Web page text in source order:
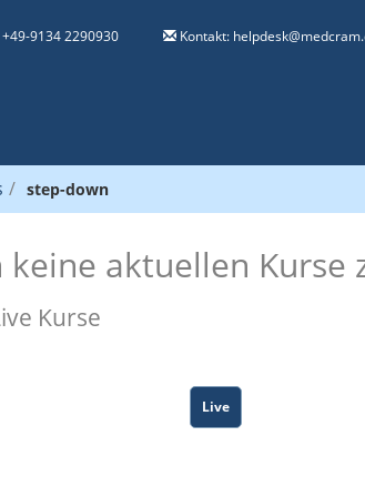
9134 2290930 Kontakt:
/ step-down
keine aktuellen
Kurse
Live